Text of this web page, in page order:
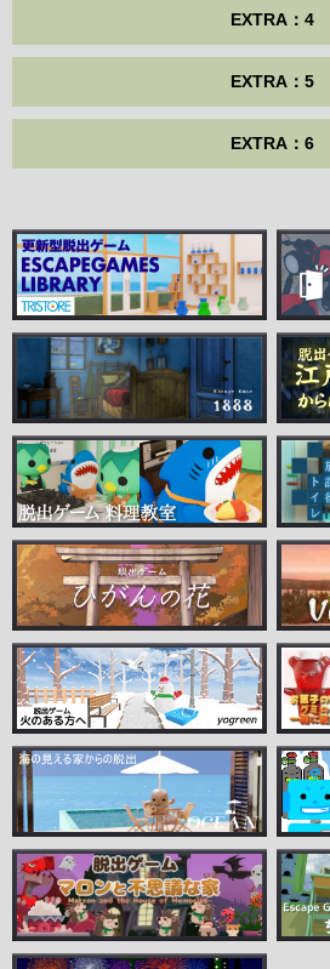
EXTRA：4
EXTRA：5
EXTRA：6